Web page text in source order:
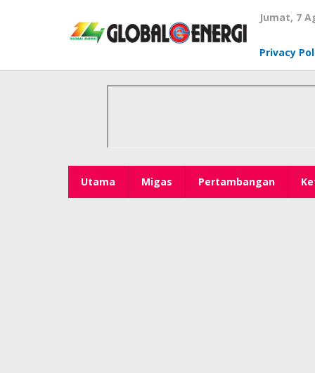
Jumat, 7
Privacy
Utama Migas Pertambangan